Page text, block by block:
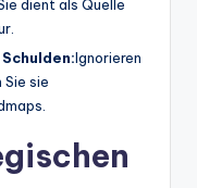
dient als Quelle
Ignorieren
Sie sie